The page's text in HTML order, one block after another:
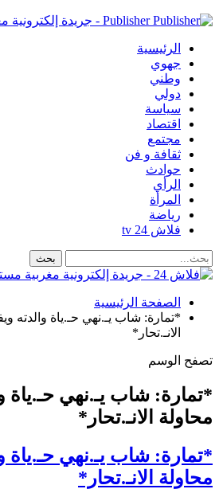
Publisher - جريدة إلكترونية مغربية مستقلة
الرئيسية
جهوي
وطني
دولي
سياسة
اقتصاد
مجتمع
ثقافة و فن
حوادث
الرأي
المرأة
رياضة
فلاش 24 tv
الصفحة الرئيسية
*تمارة: شاب يـ.نهي حـ.ياة والدته
الانـ.تحار*
تصفح الوسم
*تمارة: شاب يـ.نهي
محاولة الانـ.تحار*
*تمارة: شاب يـ.نهي
محاولة الانـ.تحار*